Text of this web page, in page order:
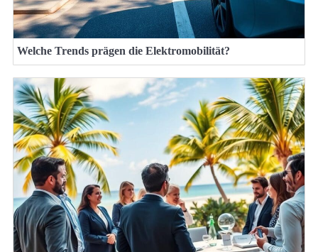
Welche Trends prägen die Elektromobilität?